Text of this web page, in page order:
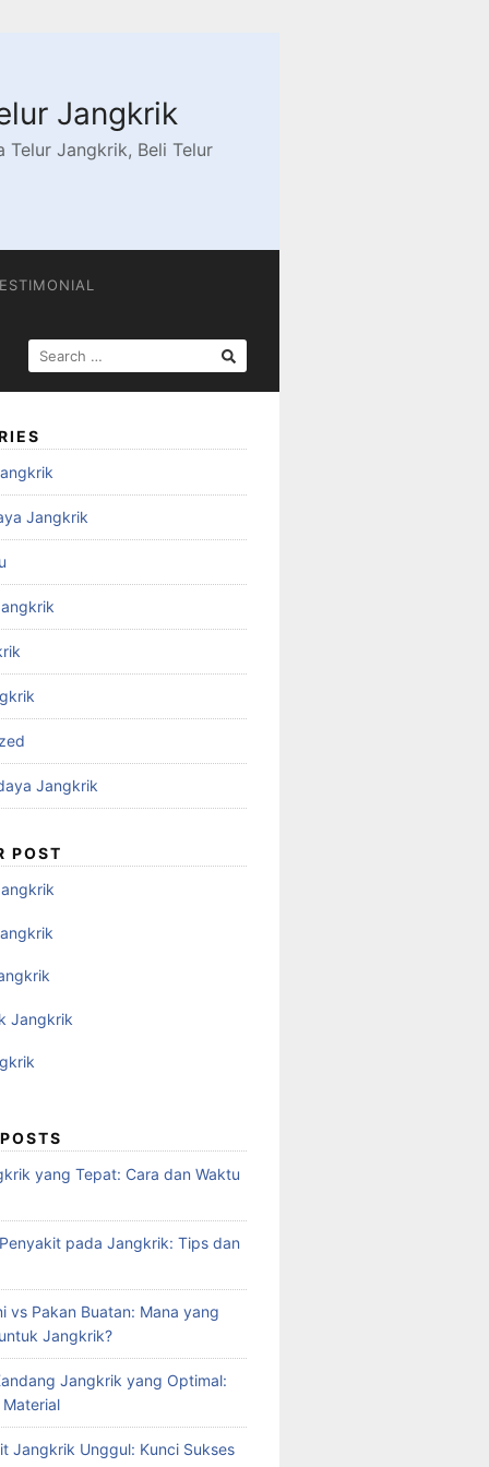
Jangkrik
Telur Jangkrik, Beli Telur
SEARCH
FOR:
Jangkrik
Jangkrik
POST
Jangkrik
yang Tepat: Cara dan Waktu
pada Jangkrik: Tips dan
vs Pakan Buatan: Mana yang
Jangkrik?
Jangkrik yang Optimal:
Jangkrik Unggul: Kunci Sukses